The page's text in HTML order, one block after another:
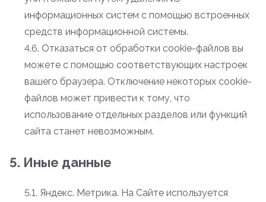
информационных систем с помощью встроенных
средств информационной системы.
4.6. Отказаться от обработки cookie-файлов вы
можете с помощью соответствующих настроек
вашего браузера. Отключение некоторых cookie-
файлов может привести к тому, что
использование отдельных разделов или функций
сайта станет невозможным.
5. Иные данные
5.1. Яндекс. Метрика. На Сайте используется